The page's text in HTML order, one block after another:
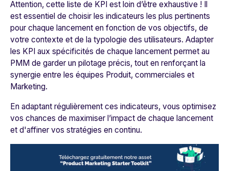
Attention, cette liste de KPI est loin d’être exhaustive ! Il
est essentiel de choisir les indicateurs les plus pertinents
pour chaque lancement en fonction de vos objectifs, de
votre contexte et de la typologie des utilisateurs. Adapter
les KPI aux spécificités de chaque lancement permet au
PMM de garder un pilotage précis, tout en renforçant la
synergie entre les équipes Produit, commerciales et
Marketing.
En adaptant régulièrement ces indicateurs, vous optimisez
vos chances de maximiser l’impact de chaque lancement
et d'affiner vos stratégies en continu.